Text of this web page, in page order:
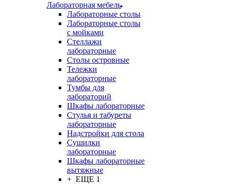
Лабораторная мебель
Лабораторные столы
Лабораторные столы
с мойками
Стеллажи
лабораторные
Столы островные
Тележки
лабораторные
Тумбы для
лабораторий
Шкафы лабораторные
Стулья и табуреты
лабораторные
Надстройки для стола
Сушилки
лабораторные
Шкафы лабораторные
вытяжные
+ ЕЩЕ 1